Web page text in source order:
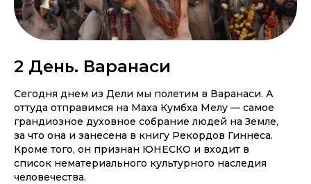
2 День. Варанаси
Сегодня днем из Дели мы полетим в Варанаси. А
оттуда отправимся на Маха Кумбха Мелу — самое
грандиозное духовное собрание людей на Земле,
за что она и занесена в книгу Рекордов Гиннеса.
Кроме того, он признан ЮНЕСКО и входит в
список нематериального культурного наследия
человечества.